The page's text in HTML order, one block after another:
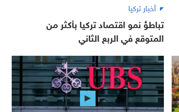
أخبار تركيا
تباطؤ نمو اقتصاد تركيا بأكثر من
المتوقع في الربع الثاني